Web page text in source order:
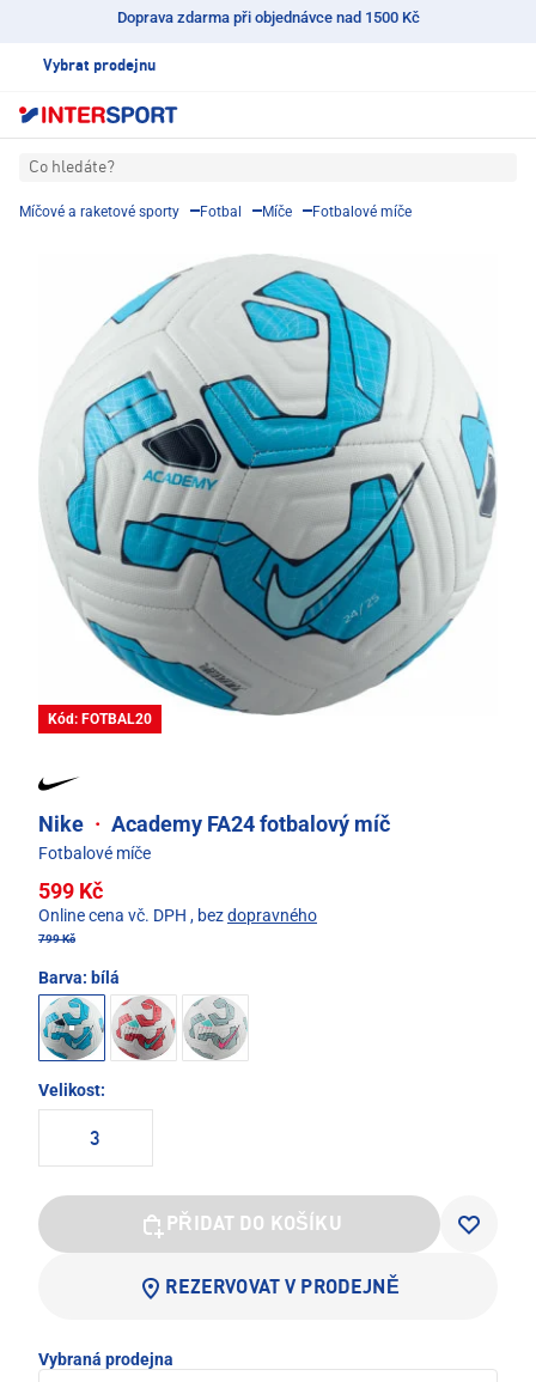
Doprava zdarma při objednávce nad 1500 Kč
Vybrat prodejnu
Co hledáte?
Míčové a raketové sporty Fotbal Míče Fotbalové míče
Kód: FOTBAL20
Nike · Academy FA24 fotbalový míč
Fotbalové míče
599 Kč
Online cena vč. DPH , bezdopravného
799 Kč
Barva: bílá
Velikost:
3
PŘIDAT DO KOŠÍKU
REZERVOVAT V PRODEJNĚ
Vybraná prodejna